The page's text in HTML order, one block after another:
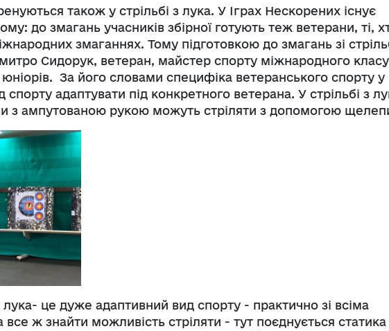
також у стрільбі з лука. У Іграх Нескорених існує
до змагань учасників збірної готують теж ветерани, ті,
змаганнях. Тому підготовкою до змагань зі
Сидорук, ветеран, майстер спорту міжнародного
юніорів. За його словами специфіка ветеранського спорту у
адаптувати під конкретного ветерана. У стрільбі з
з ампутованою рукою можуть стріляти з допомогою
лука- це дуже адаптивний вид спорту - практично зі всіма
ж знайти можливість стріляти - тут поєднується статика